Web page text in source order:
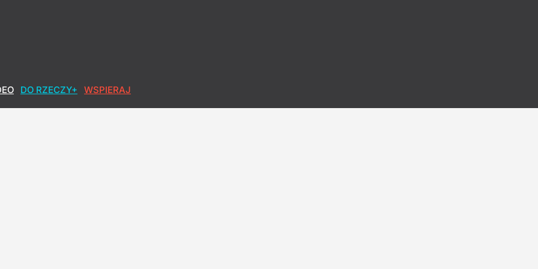
DO RZECZY+ WSPIERAJ
najwyższy wynik